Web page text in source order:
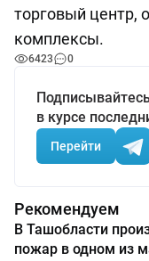
торговый центр,
комплексы.
6423 0
в курсе
Перейти
Рекомендуем
В Ташобласти
пожар в одном из